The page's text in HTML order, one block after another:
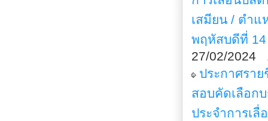
เสมียน / ตำ
พฤหัสบดีที่ 14
27/02/2024
ประกาศรา
สอบคัดเลือก
ประจำการเ